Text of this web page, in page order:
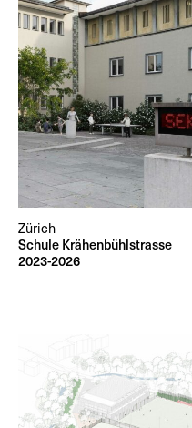
Zürich
Schule Krähenbühlstrasse
2023-2026